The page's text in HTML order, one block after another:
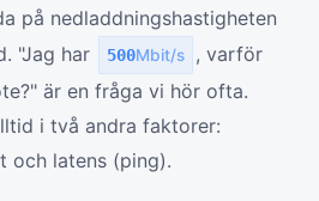
på nedladdningshastigheten
"Jag har
500Mbit/s
, varför
är en fråga vi hör ofta.
i två andra faktorer:
och latens (ping).